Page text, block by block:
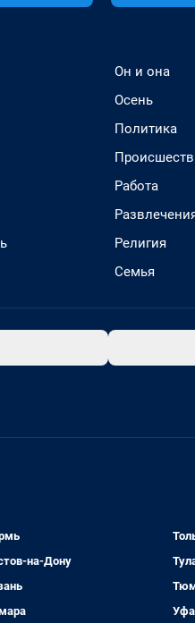
Он и она
Осень
Политика
Работа
Религия
Семья
на-Дону
Уфа